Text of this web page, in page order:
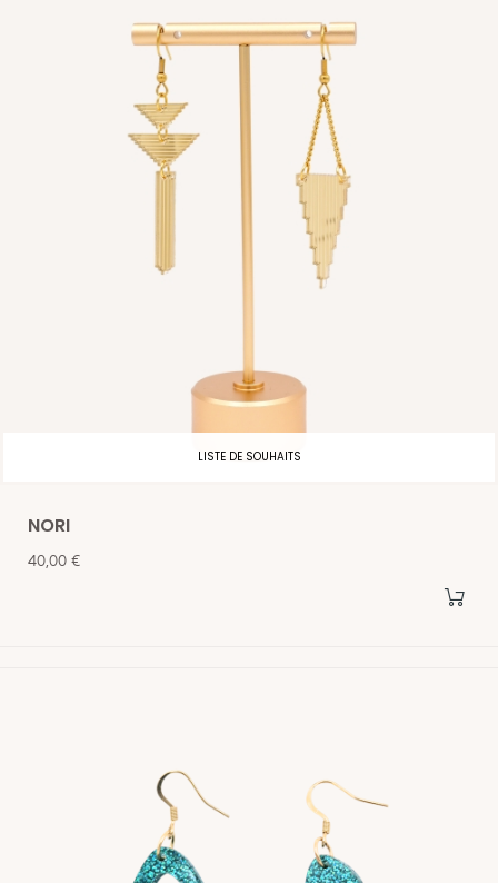
LISTE DE SOUHAITS
NORI
Prix
40,00 €